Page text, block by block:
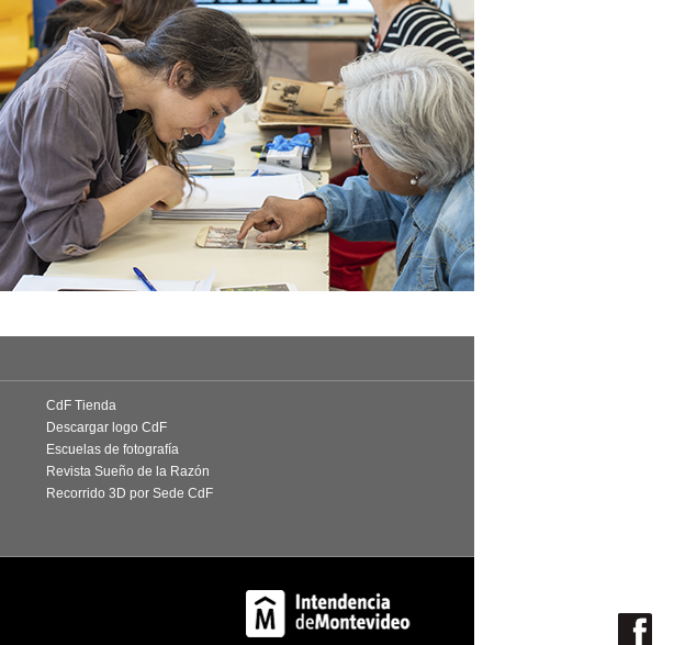
CdF Tienda
Descargar logo CdF
Escuelas de fotografía
Revista Sueño de la Razón
Recorrido 3D por Sede CdF